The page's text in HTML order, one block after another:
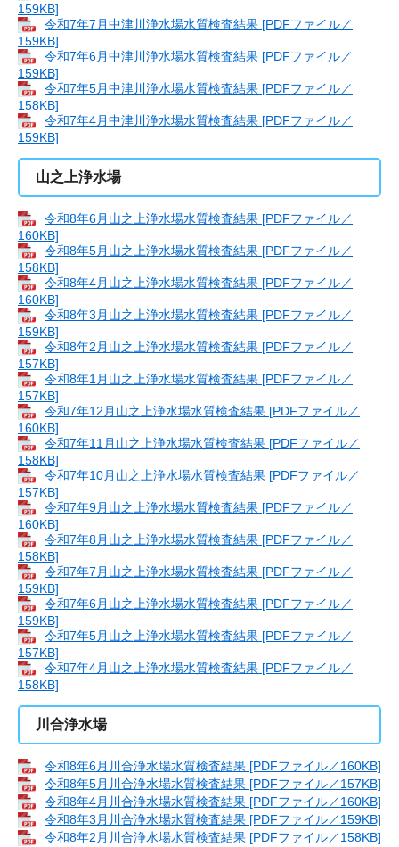
159KB]
令和7年7月中津川浄水場水質検査結果 [PDFファイル／
159KB]
令和7年6月中津川浄水場水質検査結果 [PDFファイル／
159KB]
令和7年5月中津川浄水場水質検査結果 [PDFファイル／
158KB]
令和7年4月中津川浄水場水質検査結果 [PDFファイル／
159KB]
山之上浄水場
令和8年6月山之上浄水場水質検査結果 [PDFファイル／
160KB]
令和8年5月山之上浄水場水質検査結果 [PDFファイル／
158KB]
令和8年4月山之上浄水場水質検査結果 [PDFファイル／
160KB]
令和8年3月山之上浄水場水質検査結果 [PDFファイル／
159KB]
令和8年2月山之上浄水場水質検査結果 [PDFファイル／
157KB]
令和8年1月山之上浄水場水質検査結果 [PDFファイル／
157KB]
令和7年12月山之上浄水場水質検査結果 [PDFファイル／
160KB]
令和7年11月山之上浄水場水質検査結果 [PDFファイル／
158KB]
令和7年10月山之上浄水場水質検査結果 [PDFファイル／
157KB]
令和7年9月山之上浄水場水質検査結果 [PDFファイル／
160KB]
令和7年8月山之上浄水場水質検査結果 [PDFファイル／
158KB]
令和7年7月山之上浄水場水質検査結果 [PDFファイル／
159KB]
令和7年6月山之上浄水場水質検査結果 [PDFファイル／
159KB]
令和7年5月山之上浄水場水質検査結果 [PDFファイル／
157KB]
令和7年4月山之上浄水場水質検査結果 [PDFファイル／
158KB]
川合浄水場
令和8年6月川合浄水場水質検査結果 [PDFファイル／160KB]
令和8年5月川合浄水場水質検査結果 [PDFファイル／157KB]
令和8年4月川合浄水場水質検査結果 [PDFファイル／160KB]
令和8年3月川合浄水場水質検査結果 [PDFファイル／159KB]
令和8年2月川合浄水場水質検査結果 [PDFファイル／158KB]